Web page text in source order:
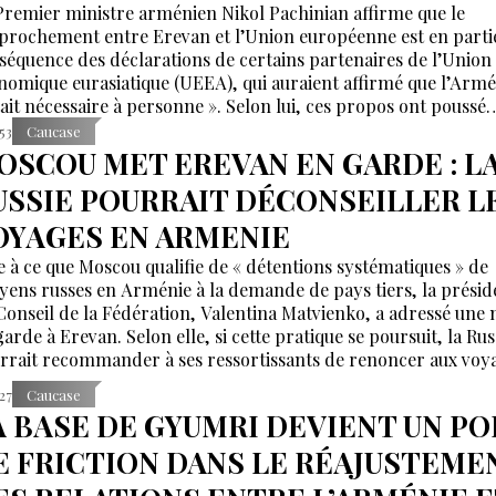
ministre arménien Nikol Pachinian affirme que le
entre Erevan et l’Union européenne est en
des déclarations de certains partenaires de l’Union
eurasiatique (UEEA), qui auraient affirmé que
nécessaire à personne ». Selon lui, ces propos ont poussé
à rechercher de nouvelles alternatives économiques et
Caucase
MET EREVAN EN GARDE :
POURRAIT DÉCONSEILLER
EN ARMENIE
à ce que Moscou qualifie de « détentions systématiques » de
russes en Arménie à la demande de pays tiers, la
de la Fédération, Valentina Matvienko, a adressé une
à Erevan. Selon elle, si cette pratique se poursuit, la
recommander à ses ressortissants de renoncer aux
Caucase
BASE DE GYUMRI DEVIENT UN
FRICTION DANS LE